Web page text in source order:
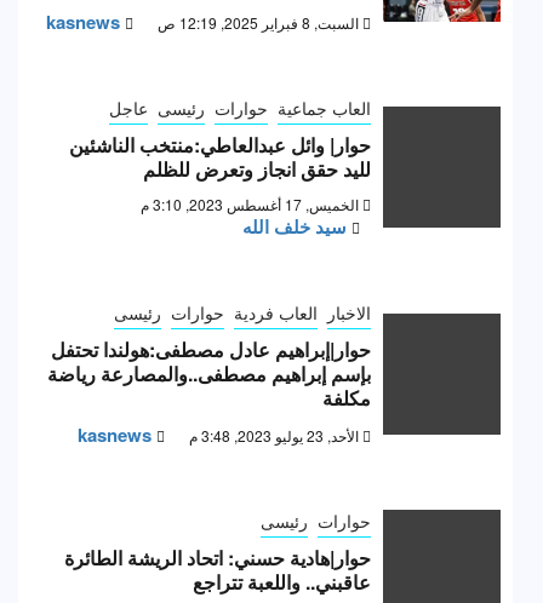
السبت, 8 فبراير 2025, 12:19 ص kasnews
العاب جماعية حوارات رئيسى عاجل
حوار| وائل عبدالعاطي:منتخب الناشئين
لليد حقق انجاز وتعرض للظلم
الخميس, 17 أغسطس 2023, 3:10 م
سيد خلف الله
الاخبار العاب فردية حوارات رئيسى
حوار|إبراهيم عادل مصطفى:هولندا تحتفل
بإسم إبراهيم مصطفى..والمصارعة رياضة
مكلفة
الأحد, 23 يوليو 2023, 3:48 م kasnews
حوارات رئيسى
حوار|هادية حسني: اتحاد الريشة الطائرة
عاقبني.. واللعبة تتراجع